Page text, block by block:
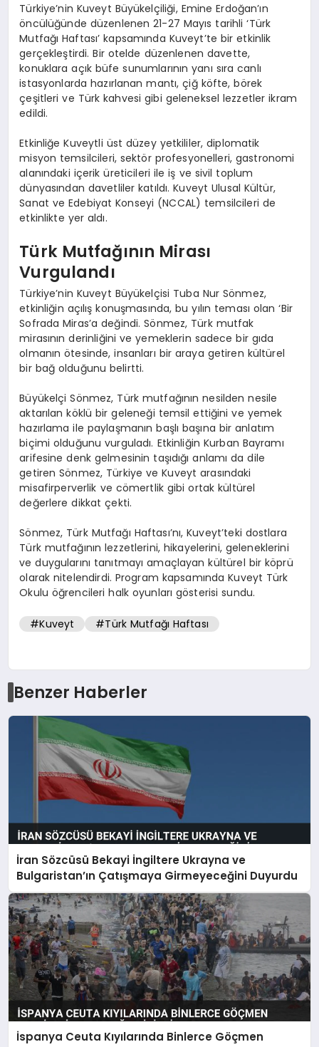
Türkiye’nin Kuveyt Büyükelçiliği, Emine Erdoğan’ın
öncülüğünde düzenlenen 21-27 Mayıs tarihli ‘Türk
Mutfağı Haftası’ kapsamında Kuveyt’te bir etkinlik
gerçekleştirdi. Bir otelde düzenlenen davette,
konuklara açık büfe sunumlarının yanı sıra canlı
istasyonlarda hazırlanan mantı, çiğ köfte, börek
çeşitleri ve Türk kahvesi gibi geleneksel lezzetler ikram
edildi.
Etkinliğe Kuveytli üst düzey yetkililer, diplomatik
misyon temsilcileri, sektör profesyonelleri, gastronomi
alanındaki içerik üreticileri ile iş ve sivil toplum
dünyasından davetliler katıldı. Kuveyt Ulusal Kültür,
Sanat ve Edebiyat Konseyi (NCCAL) temsilcileri de
etkinlikte yer aldı.
Türk Mutfağının Mirası
Vurgulandı
Türkiye’nin Kuveyt Büyükelçisi Tuba Nur Sönmez,
etkinliğin açılış konuşmasında, bu yılın teması olan ‘Bir
Sofrada Miras’a değindi. Sönmez, Türk mutfak
mirasının derinliğini ve yemeklerin sadece bir gıda
olmanın ötesinde, insanları bir araya getiren kültürel
bir bağ olduğunu belirtti.
Büyükelçi Sönmez, Türk mutfağının nesilden nesile
aktarılan köklü bir geleneği temsil ettiğini ve yemek
hazırlama ile paylaşmanın başlı başına bir anlatım
biçimi olduğunu vurguladı. Etkinliğin Kurban Bayramı
arifesine denk gelmesinin taşıdığı anlamı da dile
getiren Sönmez, Türkiye ve Kuveyt arasındaki
misafirperverlik ve cömertlik gibi ortak kültürel
değerlere dikkat çekti.
Sönmez, Türk Mutfağı Haftası’nı, Kuveyt’teki dostlara
Türk mutfağının lezzetlerini, hikayelerini, geleneklerini
ve duygularını tanıtmayı amaçlayan kültürel bir köprü
olarak nitelendirdi. Program kapsamında Kuveyt Türk
Okulu öğrencileri halk oyunları gösterisi sundu.
#Kuveyt #Türk Mutfağı Haftası
Benzer Haberler
İran Sözcüsü Bekayi İngiltere Ukrayna ve
Bulgaristan’ın Çatışmaya Girmeyeceğini Duyurdu
İspanya Ceuta Kıyılarında Binlerce Göçmen